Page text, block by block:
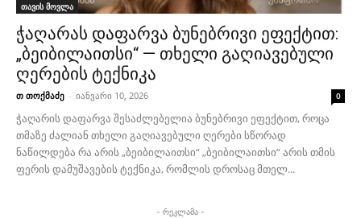
თავის მოვლა
ჭაღარას დაფარვა ბუნებრივი ეფექტით:
„ბეიბილაითსი“ — თხელი გაღიავებული
ღერების ტექნიკა
თ თოქმაძე - იანვარი 10, 2026 0
ჭაღარის დაფარვა შესაძლებელია ბუნებრივი ეფექტით, როცა
თმაზე ძალიან თხელი გაღიავებული ღერები სწორად
ნაწილდება რა არის „ბეიბილაითსი“ „ბეიბილაითსი“ არის თმის
ფერის დამუშავების ტექნიკა, რომლის დროსაც მთელ...
- რეკლამა -